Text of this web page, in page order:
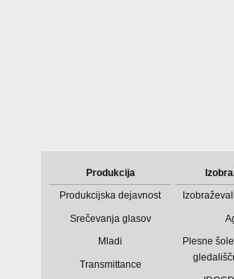
Produkcija
Produkcijska dejavnost
Srečevanja glasov
Mladi
Transmittance
Plesne